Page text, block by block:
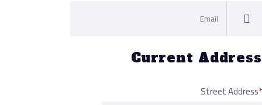
Current
Street